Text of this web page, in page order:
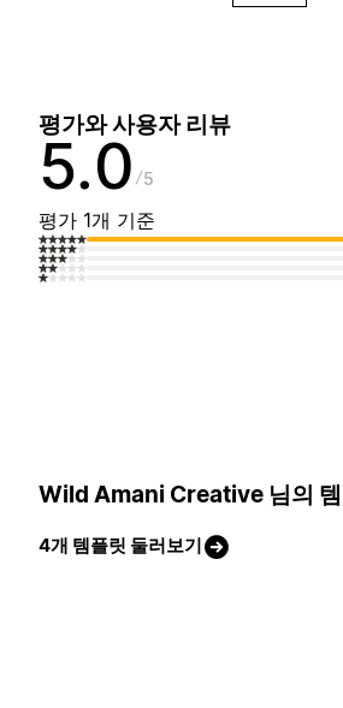
평가와 사용자 리뷰
5.0 5
평가 1개 기준
Wild Amani Creative 님의 템
4개 템플릿 둘러보기